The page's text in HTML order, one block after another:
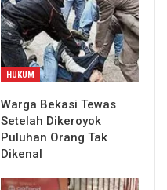
HUKUM
Warga Bekasi Tewas
Setelah Dikeroyok
Puluhan Orang Tak
Dikenal